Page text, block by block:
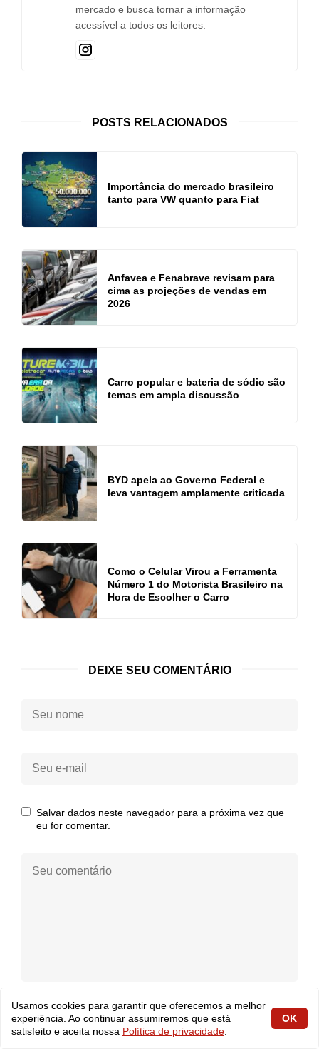
mercado e busca tornar a informação
acessível a todos os leitores.
POSTS RELACIONADOS
Importância do mercado brasileiro
tanto para VW quanto para Fiat
Anfavea e Fenabrave revisam para
cima as projeções de vendas em
2026
Carro popular e bateria de sódio são
temas em ampla discussão
BYD apela ao Governo Federal e
leva vantagem amplamente criticada
Como o Celular Virou a Ferramenta
Número 1 do Motorista Brasileiro na
Hora de Escolher o Carro
DEIXE SEU COMENTÁRIO
Seu
Seu
Salvar dados neste navegador para a próxima vez que
eu for comentar.
comentário:
ENVIAR
Usamos cookies para garantir que oferecemos a melhor
experiência. Ao continuar assumiremos que está
satisfeito e aceita nossa Política de privacidade
OK